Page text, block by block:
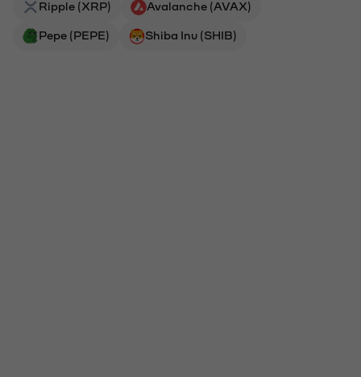
Ripple (XRP) Avalanche (AVAX)
Pepe (PEPE) Shiba Inu (SHIB)